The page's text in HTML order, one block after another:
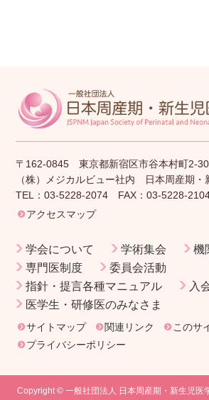
〒162-0845 東京都新宿区市谷本村町2-30
（株）メジカルビュー社内 日本周産期・
TEL：03-5228-2074 FAX：03-5228-
アクセスマップ
学会について 学術集会
機
専門医制度
委員会活動
指針・提言各種マニュアル
入
医学生・研修医のみなさま
サイトマップ 関連リンク
このサ
プライバシーポリシー
Copyright © 一般社団法人 日本周産期・新生児医